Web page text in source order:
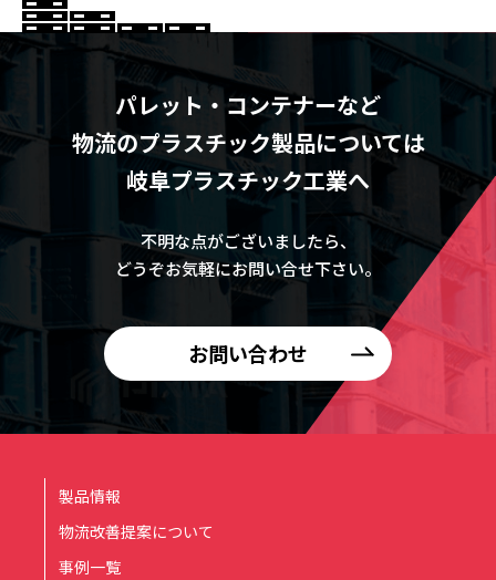
パレット・コンテナーなど
物流のプラスチック製品については
岐阜プラスチック工業へ
不明な点がございましたら、
どうぞお気軽にお問い合せ下さい。
お問い合わせ
製品情報
物流改善提案について
事例一覧